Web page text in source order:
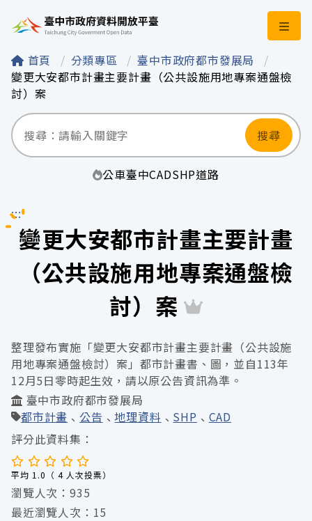
臺中市政府資料開
首頁 分類專區
臺中市政府都市發展局
變更大安都市計畫主要計畫（公共設施用地專案通盤檢
討）案
搜尋
公車臺中CADSHP道路
:::
變更大安都市計畫主要計畫
（公共設施用地專案通盤檢
討）案
整理發布實施「變更大安都市計畫主要計畫（公共設施
用地專案通盤檢討）案」都市計畫書、圖，並自​113年
12月5日零時起生效，請以原公告資訊為準。
臺中市政府都市發展局
都市計畫
公告 地理資料 SHP
CAD
評分此資料集：
平均 1.0（ 4 人次投票）
瀏覽人次：935
最近瀏覽人次：15